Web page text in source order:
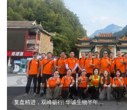
复盘精进，双峰砺行| 华诚生物半年…